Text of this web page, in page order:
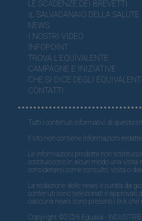
LE SCADENZE DEI BREVETTI
IL SALVADANAIO DELLA SALUTE
NEWS
I NOSTRI VIDEO
INFOPOINT
TROVA L'EQUIVALENTE
CAMPAGNE E INIZIATIVE
CHE SI DICE DEGLI EQUIVALENTI
CONTATTI
Tutti i contenuti informativi di questo
Il sito non contiene informazioni
Le informazioni prodotte non
costituiscono in alcun modo una visita
considerarsi come consulto, visita o
La redazione delle news è curata da
contenuti sono selezionati e approvati
ciascuna news sono presenti i link
Copyright ©2026 Egualia -